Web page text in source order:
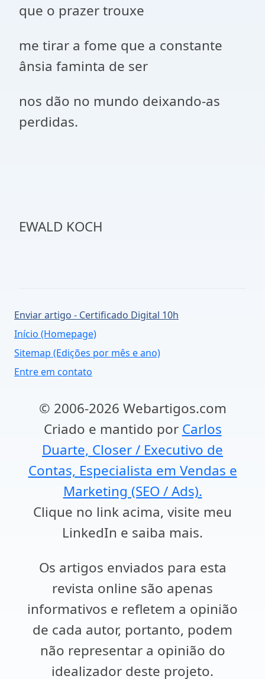
que o prazer trouxe
me tirar a fome que a constante
ânsia faminta de ser
nos dão no mundo deixando-as
perdidas.
EWALD KOCH
Enviar artigo - Certificado Digital 10h
Início (Homepage)
Sitemap (Edições por mês e ano)
Entre em contato
© 2006-2026 Webartigos.com
Criado e mantido por Carlos
Duarte, Closer / Executivo de
Contas, Especialista em Vendas e
Marketing (SEO / Ads).
Clique no link acima, visite meu
LinkedIn e saiba mais.
Os artigos enviados para esta
revista online são apenas
informativos e refletem a opinião
de cada autor, portanto, podem
não representar a opinião do
idealizador deste projeto.